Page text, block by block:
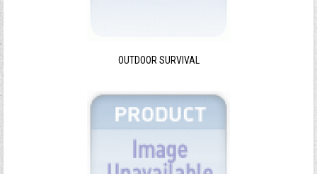
OUTDOOR SURVIVAL